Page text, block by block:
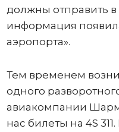
должны отправить в
информация
аэропорта».
Тем временем
одного
авиакомпании
нас билеты на 4S